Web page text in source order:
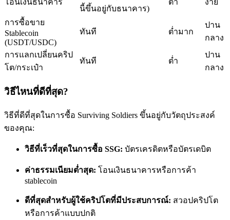
เป็นเทรดเดอร์คัดลอก
ลอกการซื้อขาย
โอนเงินธนาคาร
นี้ขึ้นอยู่กับธนาคาร)
ต่ำ ง่าย
การซื้อขาย
Stablecoin
(USDT/USDC)
ทันที ต่ำมาก
ปาน
กลาง
การแลกเปลี่ยนคริป
โต/กระเป๋า
ทันที ต่ำ
ปาน
กลาง
วิธีไหนที่ดีที่สุด?
วิธีที่ดีที่สุดในการซื้อ Surviving Soldiers ขึ้นอยู่กับวัตถุประสงค์
ของคุณ:
วิธีที่เร็วที่สุดในการซื้อ SSG: บัตรเครดิตหรือบัตรเดบิต
ค่าธรรมเนียมต่ำสุด: โอนเงินธนาคารหรือการค้า
stablecoin
ดีที่สุดสำหรับผู้ใช้คริปโตที่มีประสบการณ์: สวอปคริปโต
หรือการค้าแบบปกติ